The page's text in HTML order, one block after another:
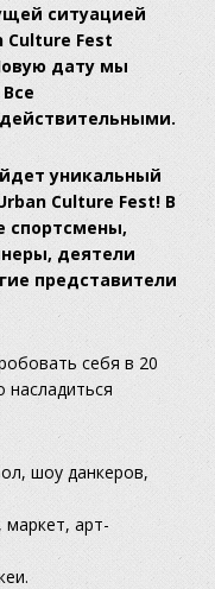
ситуацией
Fest
дату мы
уникальный
Culture Fest! В
спортсмены,
деятели
представители
себя в 20
насладиться
шоу данкеров,
арт-